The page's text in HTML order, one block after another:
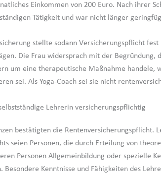
Einkommen von 200 Euro. Nach ihrer
Tätigkeit und war nicht länger
stellte sodann Versicherungspflicht
Die Frau widersprach mit der Begründung,
um eine therapeutische Maßnahme handele,
sei. Als Yoga-Coach sei sie nicht
Lehrerin versicherungspflichtig
bestätigten die Rentenversicherungspflicht.
seien Personen, die durch Erteilung von
Personen Allgemeinbildung oder spezielle
Kenntnisse und Fähigkeiten des